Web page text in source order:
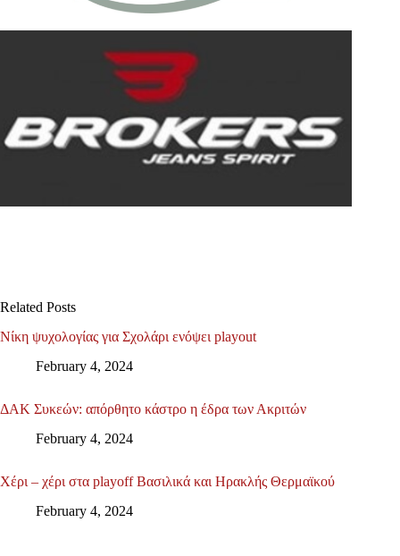
Related Posts
Νίκη ψυχολογίας για Σχολάρι ενόψει playout
February 4, 2024
ΔΑΚ Συκεών: απόρθητο κάστρο η έδρα των Ακριτών
February 4, 2024
Χέρι – χέρι στα playoff Βασιλικά και Ηρακλής Θερμαϊκού
February 4, 2024